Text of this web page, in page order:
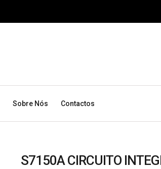
Sobre Nós Contactos
S7150A CIRCUITO